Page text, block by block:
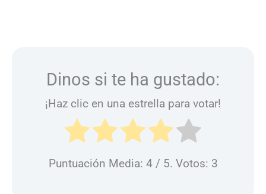
Dinos si te ha gustado:
¡Haz clic en una estrella para votar!
Puntuación Media: 4/ 5. Votos: 3